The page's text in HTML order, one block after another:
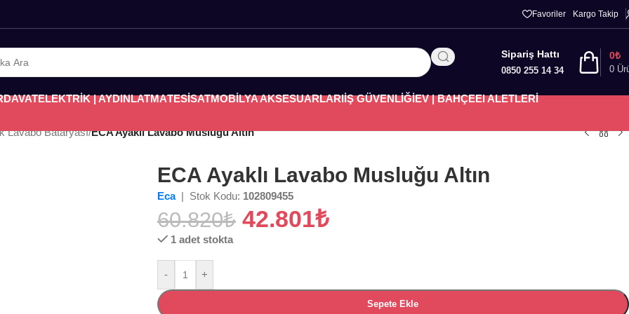
Favoriler Kargo Takip
Sipariş Hattı
0850 255 14 34 0
0₺
ELEKTRİK | AYDINLATMATESİSATMOBİLYA AKSESUARLARIİŞ GÜVENLİĞİEV | BAHÇEEl ALETLERİ
Lavabo Bataryası/ECA Ayaklı Lavabo Musluğu Altın
ECA Ayaklı Lavabo Musluğu Altın
Eca | Stok Kodu: 102809455
60.820₺ 42.801₺
1 adet stokta
- +
Sepete Ekle